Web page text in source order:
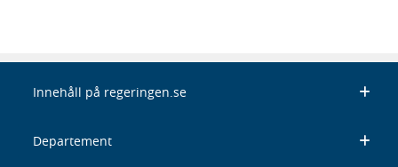
Innehåll på regeringen.se
Departement